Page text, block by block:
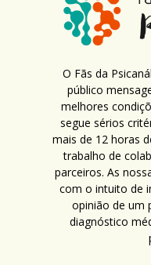
O Fãs da
público
melhores
segue sérios
mais de 12 horas
trabalho de
parceiros. As
com o intuito de
opinião de um
diagnóstico